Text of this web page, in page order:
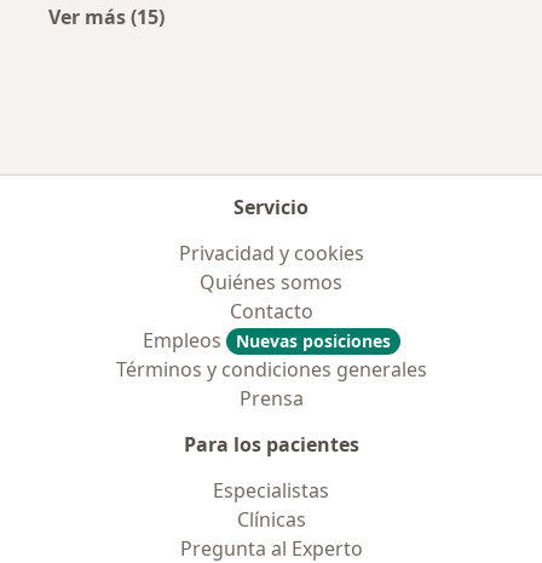
Ver más (15)
Servicio
Privacidad y cookies
Quiénes somos
Contacto
Empleos
Nuevas posiciones
Términos y condiciones generales
Prensa
Para los pacientes
Especialistas
Clínicas
Pregunta al Experto